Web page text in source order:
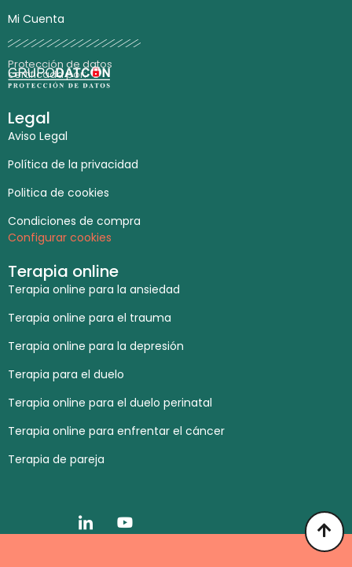
Mi Cuenta
Protección de datos
certificada por:
Legal
Aviso Legal
Política de la privacidad
Politica de cookies
Condiciones de compra
Configurar cookies
Terapia online
Terapia online para la ansiedad
Terapia online para el trauma
Terapia online para la depresión
Terapia para el duelo
Terapia online para el duelo perinatal
Terapia online para enfrentar el cáncer
Terapia de pareja